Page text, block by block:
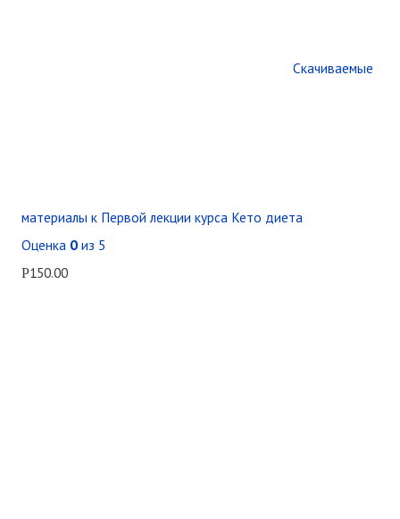
Скачиваемые
материалы к Первой лекции курса Кето диета
Оценка 0из 5
Р150.00